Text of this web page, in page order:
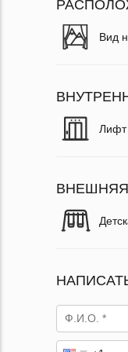
Вид
Лифт
ВНЕШНЯЯ